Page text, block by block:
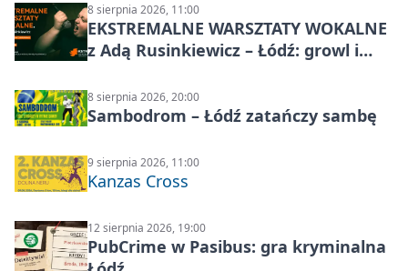
8 sierpnia 2026, 11:00
EKSTREMALNE WARSZTATY WOKALNE
z Adą Rusinkiewicz – Łódź: growl i
8 sierpnia 2026, 20:00
Sambodrom – Łódź zatańczy sambę
9 sierpnia 2026, 11:00
Kanzas Cross
12 sierpnia 2026, 19:00
PubCrime w Pasibus: gra kryminalna